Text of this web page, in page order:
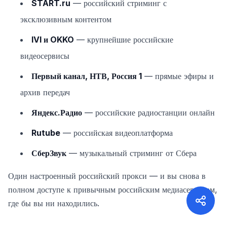
START.ru — российский стриминг с
эксклюзивным контентом
IVI и OKKO — крупнейшие российские
видеосервисы
Первый канал, НТВ, Россия 1 — прямые эфиры и
архив передач
Яндекс.Радио — российские радиостанции онлайн
Rutube — российская видеоплатформа
СберЗвук— музыкальный стриминг от Сбера
Один настроенный российский прокси — и вы снова в
полном доступе к привычным российским медиасервисам,
где бы вы ни находились.